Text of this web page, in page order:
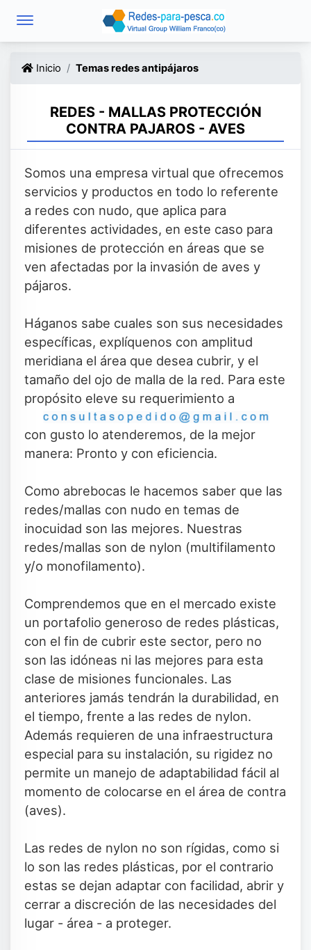
Inicio Temas redes antipájaros
REDES - MALLAS PROTECCIÓN
CONTRA PAJAROS - AVES
Somos una empresa virtual que ofrecemos
servicios y productos en todo lo referente
a redes con nudo, que aplica para
diferentes actividades, en este caso para
misiones de protección en áreas que se
ven afectadas por la invasión de aves y
pájaros.
Háganos sabe cuales son sus necesidades
específicas, explíquenos con amplitud
meridiana el área que desea cubrir, y el
tamaño del ojo de malla de la red. Para este
propósito eleve su requerimiento a
con gusto lo atenderemos, de la mejor
manera: Pronto y con eficiencia.
Como abrebocas le hacemos saber que las
redes/mallas con nudo en temas de
inocuidad son las mejores. Nuestras
redes/mallas son de nylon (multifilamento
y/o monofilamento).
Comprendemos que en el mercado existe
un portafolio generoso de redes plásticas,
con el fin de cubrir este sector, pero no
son las idóneas ni las mejores para esta
clase de misiones funcionales. Las
anteriores jamás tendrán la durabilidad, en
el tiempo, frente a las redes de nylon.
Además requieren de una infraestructura
especial para su instalación, su rigidez no
permite un manejo de adaptabilidad fácil al
momento de colocarse en el área de contra
(aves).
Las redes de nylon no son rígidas, como si
lo son las redes plásticas, por el contrario
estas se dejan adaptar con facilidad, abrir y
cerrar a discreción de las necesidades del
lugar - área - a proteger.